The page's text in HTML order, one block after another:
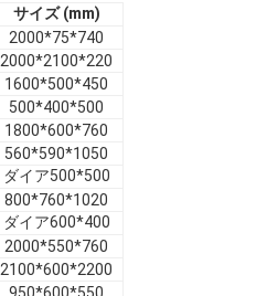
サイズ (mm)
2000*75*740
2000*2100*220
1600*500*450
500*400*500
1800*600*760
560*590*1050
ダイア500*500
800*760*1020
ダイア600*400
2000*550*760
2100*600*2200